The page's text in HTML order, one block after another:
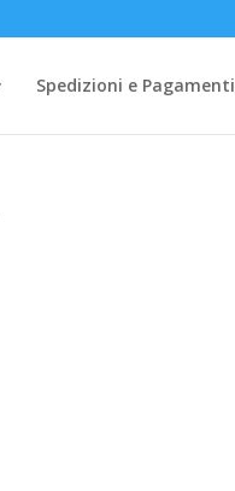
Spedizioni e Pagamenti